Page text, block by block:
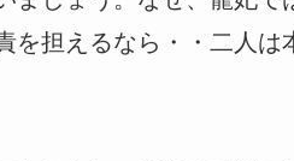
を担えるなら・・二人は